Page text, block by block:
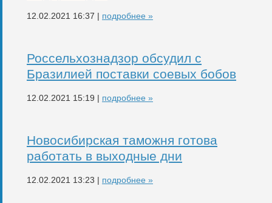
12.02.2021 16:37 | подробнее »
Россельхознадзор обсудил с
Бразилией поставки соевых бобов
12.02.2021 15:19 | подробнее »
Новосибирская таможня готова
работать в выходные дни
12.02.2021 13:23 | подробнее »